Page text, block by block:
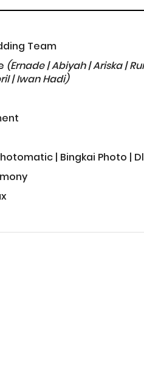
Team
(Ernade | Abiyah | Ariska |
| Iwan Hadi)
| Bingkai Photo |